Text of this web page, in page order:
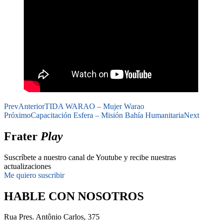
PrevAnteriorTIDA WARAO – Mujer Warao
PróximoCapacitación Esfera – Misión Bahía HumanitariaNext
Frater Play
Suscríbete a nuestro canal de Youtube y recibe nuestras
actualizaciones
Me quiero suscribir
HABLE CON NOSOTROS
Rua Pres. Antônio Carlos, 375